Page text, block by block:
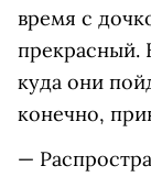
время с
прекрасный.
куда они
конечно,
—